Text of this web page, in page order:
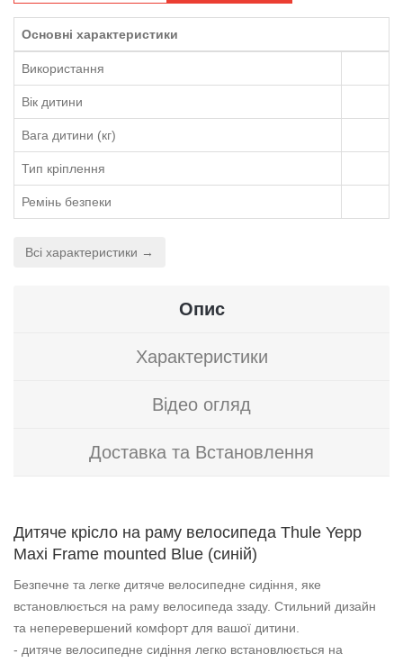
Основні характеристики
Використання
Вік дитини
Вага дитини (кг)
Тип кріплення
Ремінь безпеки
Всі характеристики →
Опис
Характеристики
Відео огляд
Доставка та Встановлення
Дитяче крісло на раму велосипеда Thule Yepp
Maxi Frame mounted Blue (синій)
Безпечне та легке дитяче велосипедне сидіння, яке
встановлюється на раму велосипеда ззаду. Стильний дизайн
та неперевершений комфорт для вашої дитини.
- дитяче велосипедне сидіння легко встановлюється на